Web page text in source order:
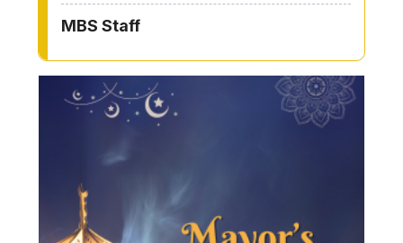
MBS Staff